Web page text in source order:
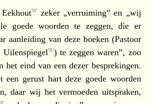
Eekhout
zeker „verruiming” en „wij
goede woorden te zeggen, die er
aanleiding van deze boeken (Pastoor
) te zeggen waren”, zoo
het eind van een dezer besprekingen.
een gerust hart deze goede woorden
daar wij het vermoeden uitspraken,